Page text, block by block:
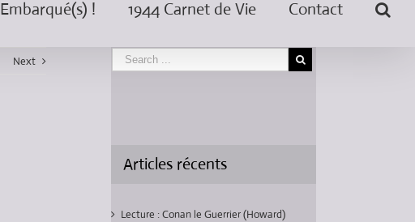
Embarqué(s) ! 1944 Carnet de Vie Contact
Next
Articles récents
Lecture : Conan le Guerrier (Howard)